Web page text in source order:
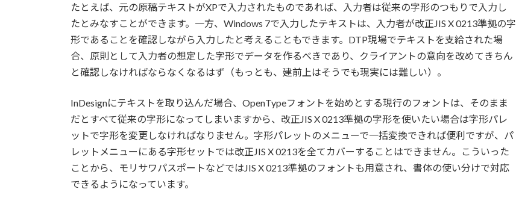
たとえば、元の原稿テキストがXPで入力されたものであれば、入力者は従来の字形のつもりで入力し
たとみなすことができます。一方、Windows 7で入力したテキストは、入力者が改正JIS X 0213準拠の字
形であることを確認しながら入力したと考えることもできます。DTP現場でテキストを支給された場
合、原則として入力者の想定した字形でデータを作るべきであり、クライアントの意向を改めてきちん
と確認しなければならなくなるはず（もっとも、建前上はそうでも現実には難しい）。
InDesignにテキストを取り込んだ場合、OpenTypeフォントを始めとする現行のフォントは、そのまま
だとすべて従来の字形になってしまいますから、改正JIS X 0213準拠の字形を使いたい場合は字形パレ
ットで字形を変更しなければなりません。字形パレットのメニューで一括変換できれば便利ですが、パ
レットメニューにある字形セットでは改正JIS X 0213を全てカバーすることはできません。こういった
ことから、モリサワパスポートなどではJIS X 0213準拠のフォントも用意され、書体の使い分けで対応
できるようになっています。